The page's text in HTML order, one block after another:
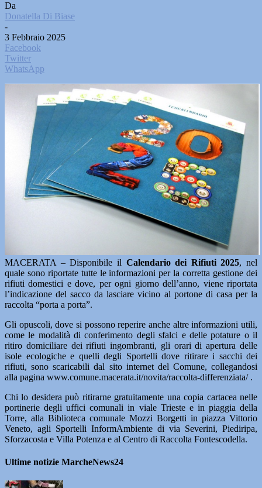
Da
Donatella Di Biase
-
3 Febbraio 2025
Facebook
Twitter
WhatsApp
MACERATA – Disponibile il Calendario dei Rifiuti 2025, nel
quale sono riportate tutte le informazioni per la corretta gestione dei
rifiuti domestici e dove, per ogni giorno dell’anno, viene riportata
l’indicazione del sacco da lasciare vicino al portone di casa per la
raccolta “porta a porta”.
Gli opuscoli, dove si possono reperire anche altre informazioni utili,
come le modalità di conferimento degli sfalci e delle potature o il
ritiro domiciliare dei rifiuti ingombranti, gli orari di apertura delle
isole ecologiche e quelli degli Sportelli dove ritirare i sacchi dei
rifiuti, sono scaricabili dal sito internet del Comune, collegandosi
alla pagina www.comune.macerata.it/novita/raccolta-differenziata/ .
Chi lo desidera può ritirarne gratuitamente una copia cartacea nelle
portinerie degli uffici comunali in viale Trieste e in piaggia della
Torre, alla Biblioteca comunale Mozzi Borgetti in piazza Vittorio
Veneto, agli Sportelli InformAmbiente di via Severini, Piediripa,
Sforzacosta e Villa Potenza e al Centro di Raccolta Fontescodella.
Ultime notizie MarcheNews24